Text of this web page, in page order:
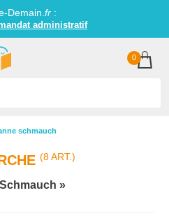
Demain. fr:
administratif
0
schmauch
(8 ART.)